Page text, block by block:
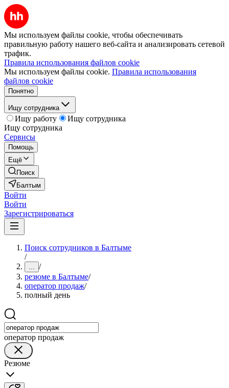
Мы используем файлы cookie, чтобы обеспечивать
правильную работу нашего веб-сайта и анализировать сетевой
трафик.
Правила использования файлов cookie
Мы используем файлы cookie. Правила использования
файлов cookie
Понятно
Ищу сотрудника
Ищу работу
Ищу сотрудника
Ищу сотрудника
Сервисы
Помощь
Ещё
Поиск
Балтым
Войти
Войти
Зарегистрироваться
Поиск сотрудников в Балтыме
/
... /
резюме в Балтыме/
оператор продаж/
полный день
оператор продаж
Резюме